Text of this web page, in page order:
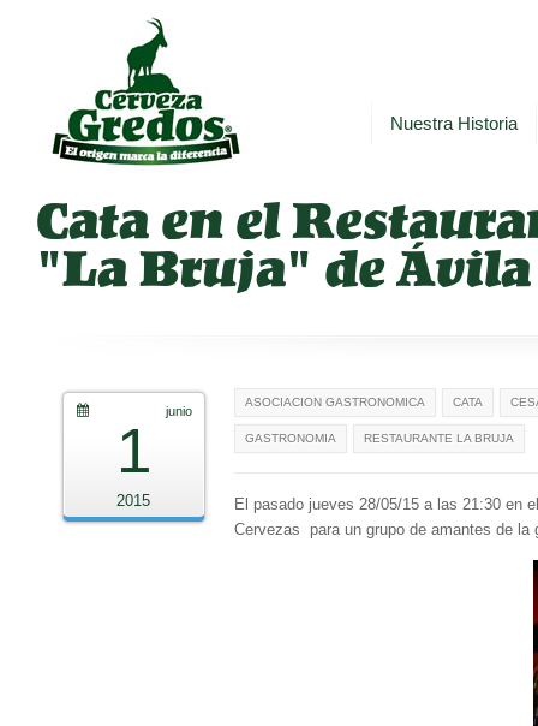
Nuestra Historia
Cata en el
"La Bruja" de Ávila
1
junio
2015
ASOCIACION GASTRONOMICA CATA
GASTRONOMIA RESTAURANTE LA BRUJA
El pasado jueves 28/05/15 a las 21:30 en
Cervezas para un grupo de amantes de la